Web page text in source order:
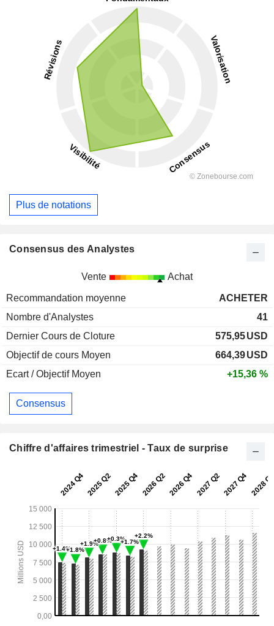
Plus de notations
Consensus des Analystes
Vente Achat
Recommandation moyenne
ACHETER
Nombre d'Analystes
41
Dernier Cours de Cloture
575,95USD
Objectif de cours Moyen
664,39USD
Ecart / Objectif Moyen
+15,36 %
Consensus
Chiffre d'affaires trimestriel - Taux de surprise